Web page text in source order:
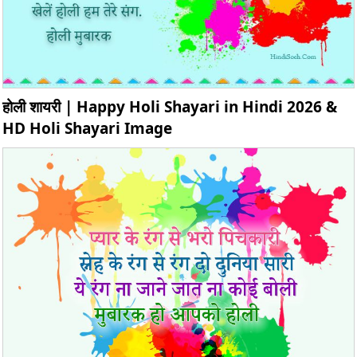
होली शायरी | Happy Holi Shayari in Hindi 2026 &
HD Holi Shayari Image